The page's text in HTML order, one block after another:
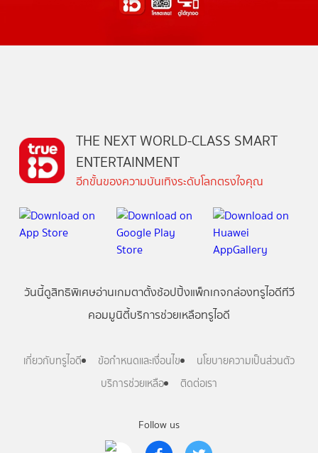
Follow us
THE NEXT WORLD-CLASS SMART
ENTERTAINMENT
อีกขั้นของความบันเทิงระดับโลกตรงใจคุณ
วันนี้ดูสิทธิพิเศษอ่านเกมตาตั้งช้อปปิ้งแพ็กเกจกล่องทรูไอดีทีวี
คอมมูนิตี้บริการช่วยเหลือทรูไอดี
เกี่ยวกับทรูไอดี ข้อกำหนดและเงื่อนไข
นโยบายความเป็นส่วนตัว
บริการช่วยเหลือ
ติดต่อเรา